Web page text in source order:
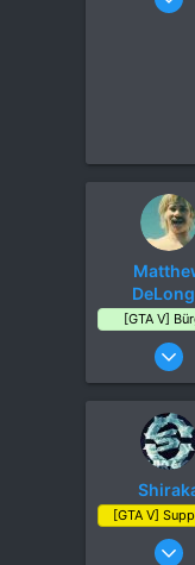
[GTA V]
10.
[GTA V]
04.